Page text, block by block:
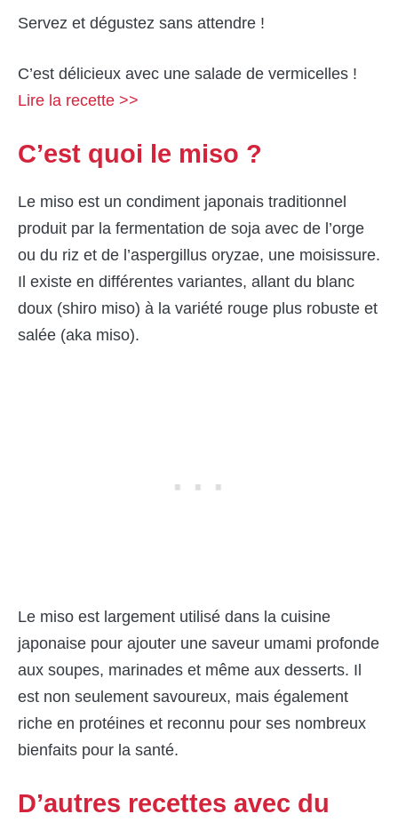
Servez et dégustez sans attendre !
C’est délicieux avec une salade de vermicelles !
Lire la recette >>
C’est quoi le miso ?
Le miso est un condiment japonais traditionnel
produit par la fermentation de soja avec de l’orge
ou du riz et de l’aspergillus oryzae, une moisissure.
Il existe en différentes variantes, allant du blanc
doux (shiro miso) à la variété rouge plus robuste et
salée (aka miso).
Le miso est largement utilisé dans la cuisine
japonaise pour ajouter une saveur umami profonde
aux soupes, marinades et même aux desserts. Il
est non seulement savoureux, mais également
riche en protéines et reconnu pour ses nombreux
bienfaits pour la santé.
D’autres recettes avec du